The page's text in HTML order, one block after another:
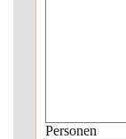
Personen